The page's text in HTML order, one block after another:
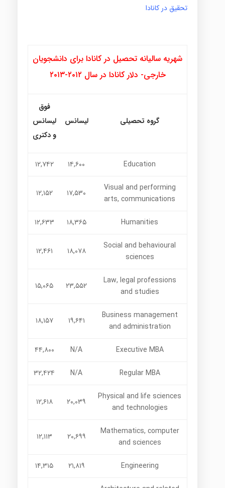
تحقیق در کانادا
شهریه سالیانه تحصیل در کانادا برای دانشجویان
خارجی- دلار کانادا در سال ۲۰۱۲-۲۰۱۳
گروه تحصیلی لیسانس
فوق
لیسانس
و دکتری
Education ۱۴,۶۰۰ ۱۲,۷۴۲
Visual and performing
arts, communications
۱۷,۵۳۰ ۱۲,۱۵۲
Humanities ۱۸,۳۶۵ ۱۲,۶۳۳
Social and behavioural
sciences
۱۸,۰۷۸ ۱۲,۴۶۱
Law, legal professions
and studies
۲۳,۵۵۲ ۱۵,۰۶۵
Business management
and administration
۱۹,۶۴۱ ۱۸,۱۵۷
Executive MBA
N/A ۴۴,۸۰۰
Regular MBA
N/A ۳۲,۴۲۴
Physical and life sciences
and technologies
۲۰,۰۳۹ ۱۲,۶۱۸
Mathematics, computer
and sciences
۲۰,۶۹۹ ۱۲,۱۱۳
Engineering ۲۱,۸۱۹ ۱۴,۳۱۵